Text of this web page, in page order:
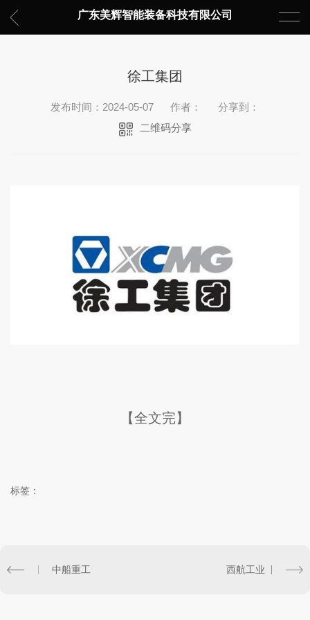
广东美辉智能装备科技有限公司
徐工集团
发布时间：2024-05-07 作者：
分享到：
二维码分享
【全文完】
标签：
中船重工 西航工业